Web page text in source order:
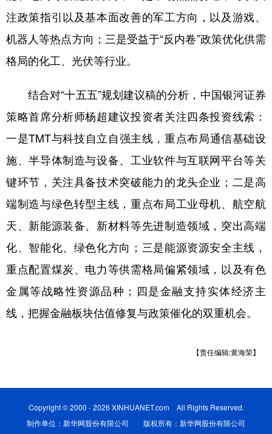
注政策指引以及基本面改善的军工方向，以及游戏、
机器人等热点方向；三是受益于“反内卷”政策优化供需
格局的化工、光伏等行业。
结合对“十五五”规划建议稿的分析，中国银河证券
策略首席分析师杨超建议投资者关注四条投资线索：
一是TMT与科技自立自强主线，重点布局通信基础设
施、半导体制造与设备、工业软件与互联网平台等关
键环节，关注具备技术突破能力的龙头企业；二是高
端制造与绿色转型主线，重点布局工业母机、航空航
天、新能源装备、新材料等先进制造领域，突出高端
化、智能化、绿色化方向；三是能源资源安全主线，
重点配置煤炭、电力等供需格局偏紧领域，以及有色
金属等战略性资源品种；四是金融支持实体经济主
线，把握金融板块估值修复与政策催化的双重机会。
【责任编辑:黄海荣】
Copyright © 2000 - 2026 XINHUANET.com All Rights Reserved.
制作单位：新华网股份有限公司 版权所有：新华网股份有限公司